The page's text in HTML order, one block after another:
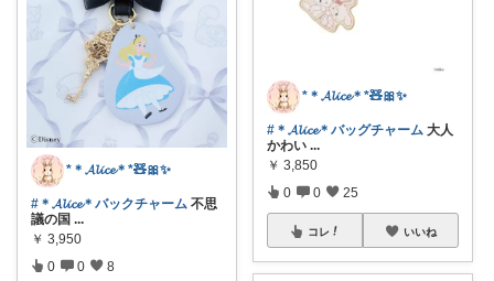
*＊𝓐𝓵𝓲𝓬𝓮＊*🧸🎀✨
#＊𝓐𝓵𝓲𝓬𝓮＊バックチャーム 不思
議の国 ...
￥ 3,950
0 0 8
*＊𝓐𝓵𝓲𝓬𝓮＊*🧸🎀✨
#＊𝓐𝓵𝓲𝓬𝓮＊バッグチャーム 大人
かわい ...
￥ 3,850
0 0 25
コレ いいね